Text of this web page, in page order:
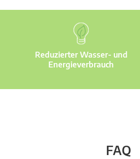
Reduzierter Wasser- und
Energieverbrauch
FAQ